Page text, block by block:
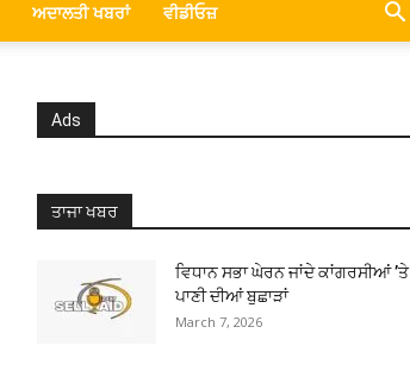
ਅਦਾਲਤੀ ਖਬਰਾਂ ਵੀਡੀਓਜ਼
Ads
ਤਾਜਾ ਖਬਰ
ਵਿਧਾਨ ਸਭਾ ਘੇਰਨ ਜਾਂਦੇ ਕਾਂਗਰਸੀਆਂ ’ਤੇ
ਪਾਣੀ ਦੀਆਂ ਬੁਛਾੜਾਂ
March 7, 2026